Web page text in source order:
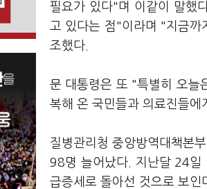
필요가 있다"며 이같이 말했
고 있다는 점"이라며 "지금까
조했다.
문 대통령은 또 "특별히 오늘
복해 온 국민들과 의료진들에
질병관리청 중앙방역대책본
98명 늘어났다. 지난달 24일
급증세로 돌아선 것으로 보인